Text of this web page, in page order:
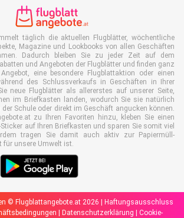
täglich die aktuellen Flugblätter, wöchentliche
Magazine und Lookbooks von allen Geschäften
Dadurch bleiben Sie zu jeder Zeit auf dem
und Angeboten der Flugblätter und finden ganz
eine besondere Flugblattaktion oder einen
des Schlussverkaufs in Geschäften in Ihrer
neue Flugblätter als allererstes auf unserer Seite,
im Briefkasten landen, wodurch Sie sie natürlich
Schule oder direkt im Geschäft angucken können.
zu Ihren Favoriten hinzu, kleben Sie einen
auf Ihren Briefkasten und sparen Sie somit viel
tragen Sie damit auch aktiv zur Papiermüll-
für unsere Umwelt ist.
© Flugblattangebote.at 2026 |
Haftungsausschluss
Datenschutzerklärung Cookie-